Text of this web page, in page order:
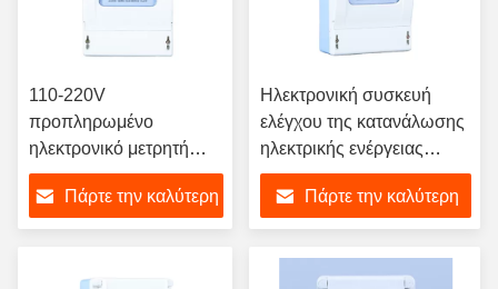
110-220V
προπληρωμένο
ηλεκτρονικό μετρητή
ενέργειας με εύρος
συχνοτήτων 50-60Hz
και υγρασία
λειτουργίας ≤ 95%
Πάρτε την καλύτερη
Ηλεκτρονική συσκευή
ελέγχου της κατανάλωσης
ηλεκτρικής ενέργειας
κατηγορίας 1.0
Πάρτε την καλύτερη